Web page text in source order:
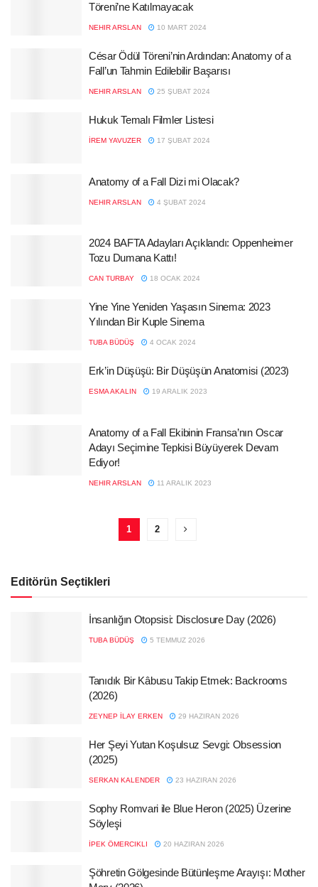
Töreni’ne Katılmayacak
NEHIR ARSLAN 10 MART 2024
César Ödül Töreni’nin Ardından: Anatomy of a
Fall’un Tahmin Edilebilir Başarısı
NEHIR ARSLAN 25 ŞUBAT 2024
Hukuk Temalı Filmler Listesi
İREM YAVUZER 17 ŞUBAT 2024
Anatomy of a Fall Dizi mi Olacak?
NEHIR ARSLAN 4 ŞUBAT 2024
2024 BAFTA Adayları Açıklandı: Oppenheimer
Tozu Dumana Kattı!
CAN TURBAY 18 OCAK 2024
Yine Yine Yeniden Yaşasın Sinema: 2023
Yılından Bir Kuple Sinema
TUBA BÜDÜŞ 4 OCAK 2024
Erk’in Düşüşü: Bir Düşüşün Anatomisi (2023)
ESMA AKALIN 19 ARALIK 2023
Anatomy of a Fall Ekibinin Fransa’nın Oscar
Adayı Seçimine Tepkisi Büyüyerek Devam
Ediyor!
NEHIR ARSLAN 11 ARALIK 2023
1 2
Editörün Seçtikleri
İnsanlığın Otopsisi: Disclosure Day (2026)
TUBA BÜDÜŞ 5 TEMMUZ 2026
Tanıdık Bir Kâbusu Takip Etmek: Backrooms
(2026)
ZEYNEP İLAY ERKEN 29 HAZIRAN 2026
Her Şeyi Yutan Koşulsuz Sevgi: Obsession
(2025)
SERKAN KALENDER 23 HAZIRAN 2026
Sophy Romvari ile Blue Heron (2025) Üzerine
Söyleşi
İPEK ÖMERCIKLI 20 HAZIRAN 2026
Şöhretin Gölgesinde Bütünleşme Arayışı: Mother